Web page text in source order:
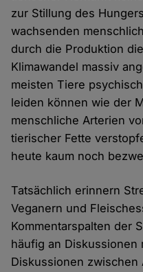
zur Stillung des
wachsenden
durch die Produktion
Klimawandel massiv
meisten Tiere
leiden können wie der
menschliche Arterien
tierischer Fette
heute kaum noch
Tatsächlich erinnern
Veganern und
Kommentarspalten der
häufig an Diskussionen
Diskussionen zwischen